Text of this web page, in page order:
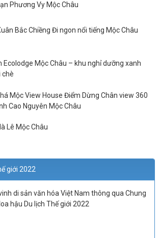
Phương Vy Mộc Châu
Bắc Chiềng Đi ngon nổi tiếng Mộc Châu
Ecolodge Mộc Châu – khu nghỉ dưỡng xanh
chè
Mộc View House Điểm Dừng Chân view 360
Cao Nguyên Mộc Châu
Lê Mộc Châu
giới 2022
di sản văn hóa Việt Nam thông qua Chung
hậu Du lịch Thế giới 2022